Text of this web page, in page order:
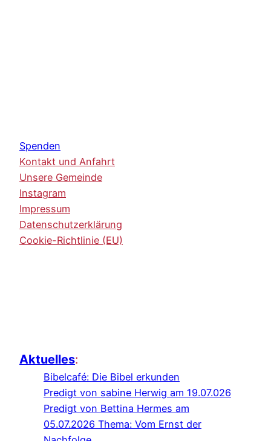
Spenden
Kontakt und Anfahrt
Unsere Gemeinde
Instagram
Impressum
Datenschutzerklärung
Cookie-Richtlinie (EU)
Aktuelles:
Bibelcafé: Die Bibel erkunden
Predigt von sabine Herwig am 19.07.026
Predigt von Bettina Hermes am
05.07.2026 Thema: Vom Ernst der